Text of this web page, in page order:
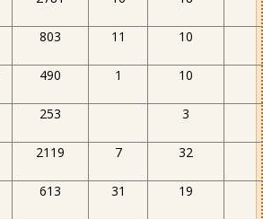
803 11 10
490 1 10
253 3
2119 7 32
613 31 19